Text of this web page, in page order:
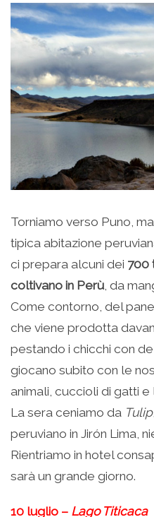
Torniamo verso Puno,
tipica abitazione
ci prepara alcuni dei 700
coltivano in Perù , da
Come contorno, del
che viene prodotta
pestando i chicchi con
giocano subito con le
animali, cuccioli di gatti e
La sera ceniamo da Tulip
peruviano in Jirón Lima,
Rientriamo in hotel
sarà un grande giorno.
10 luglio – Lago Titicaca